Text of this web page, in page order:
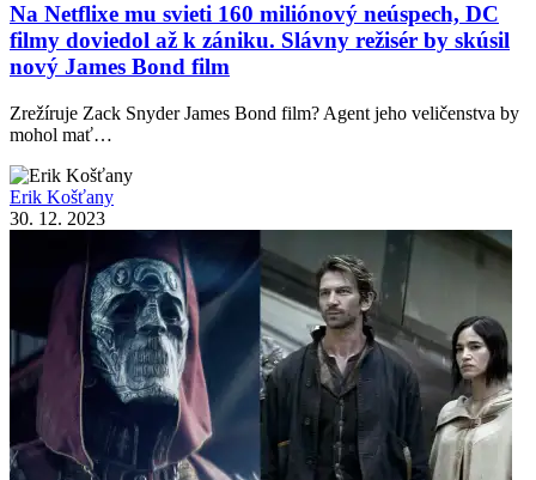
Na Netflixe mu svieti 160 miliónový neúspech, DC
filmy doviedol až k zániku. Slávny režisér by skúsil
nový James Bond film
Zrežíruje Zack Snyder James Bond film? Agent jeho veličenstva by
mohol mať…
Erik Košťany
30. 12. 2023